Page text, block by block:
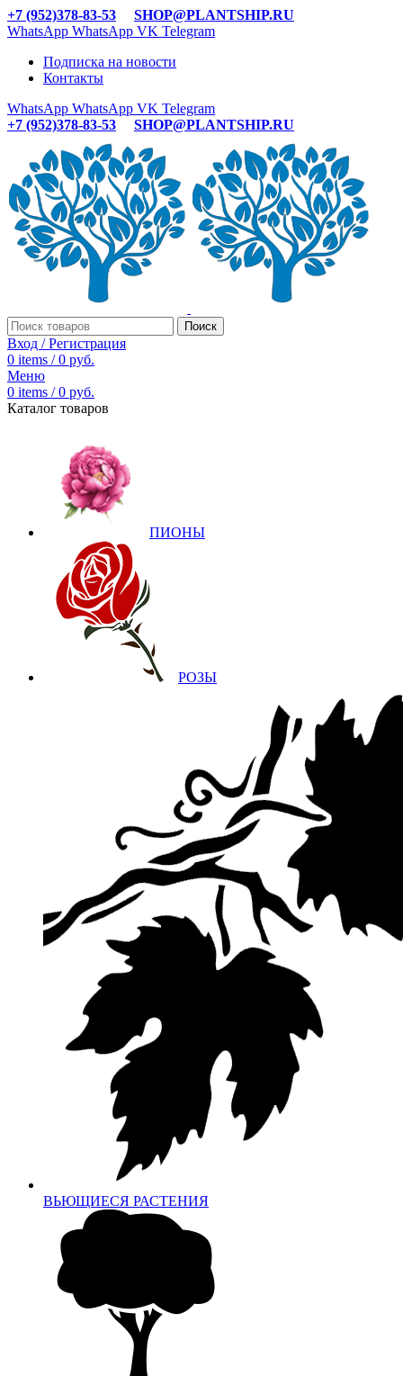
+7 (952)378-83-53
SHOP@PLANTSHIP.RU
WhatsApp WhatsApp VK Telegram
Подписка на новости
Контакты
WhatsApp WhatsApp VK Telegram
+7 (952)378-83-53
SHOP@PLANTSHIP.RU
Поиск
Вход / Регистрация
0 items / 0 руб.
Меню
0 items / 0 руб.
Каталог товаров
ПИОНЫ
РОЗЫ
ВЬЮЩИЕСЯ РАСТЕНИЯ